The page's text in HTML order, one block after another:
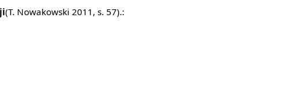
(T. Nowakowski 2011, s. 57).: